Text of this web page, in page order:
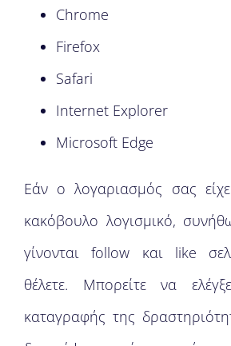
Chrome
Firefox
Safari
Internet Explorer
Microsoft Edge
Εάν ο λογαριασμός σας
κακόβουλο λογισμικό,
γίνονται follow και like
θέλετε. Μπορείτε να
καταγραφής της